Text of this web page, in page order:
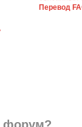
Перевод